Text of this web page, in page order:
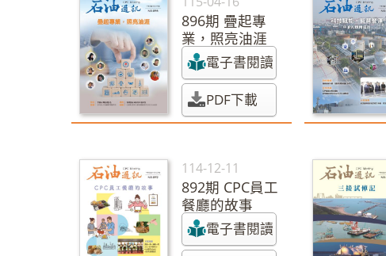
896期 疊起專
業，照亮油涯
電子書閱讀
PDF下載
114-12-11
892期 CPC員工
餐廳的故事
電子書閱讀